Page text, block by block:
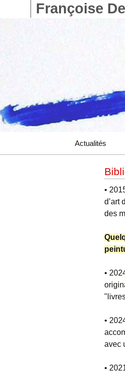
Françoise
Actualités
•
d’art
des
•
•
avec
•